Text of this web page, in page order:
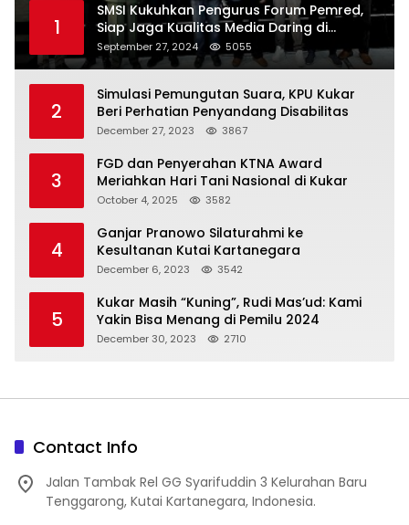
1
SMSI Kukuhkan Pengurus Forum Pemred,
Siap Jaga Kualitas Media Daring di
Indonesia
September 27, 2024 5055
2
Simulasi Pemungutan Suara, KPU Kukar
Beri Perhatian Penyandang Disabilitas
December 27, 2023 3867
3
FGD dan Penyerahan KTNA Award
Meriahkan Hari Tani Nasional di Kukar
October 4, 2025 3582
4
Ganjar Pranowo Silaturahmi ke
Kesultanan Kutai Kartanegara
December 6, 2023 3542
5
Kukar Masih “Kuning”, Rudi Mas’ud: Kami
Yakin Bisa Menang di Pemilu 2024
December 30, 2023 2710
Contact Info
Jalan Tambak Rel GG Syarifuddin 3 Kelurahan Baru
Tenggarong, Kutai Kartanegara, Indonesia.